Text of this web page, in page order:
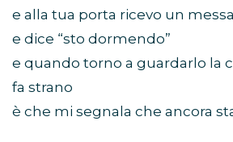
e alla tua porta ricevo un
e dice “sto dormendo”
e quando torno a guardarlo la
fa strano
è che mi segnala che ancora